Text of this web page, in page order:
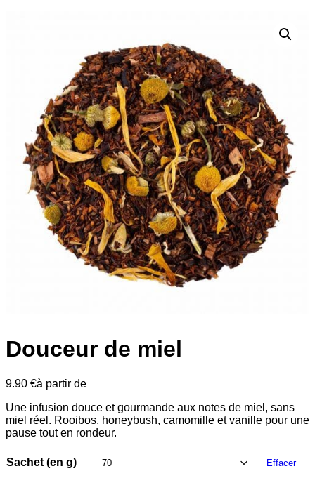
Douceur de miel
9.90 €à partir de
Une infusion douce et gourmande aux notes de miel, sans
miel réel. Rooibos, honeybush, camomille et vanille pour une
pause tout en rondeur.
Sachet (en g) Effacer